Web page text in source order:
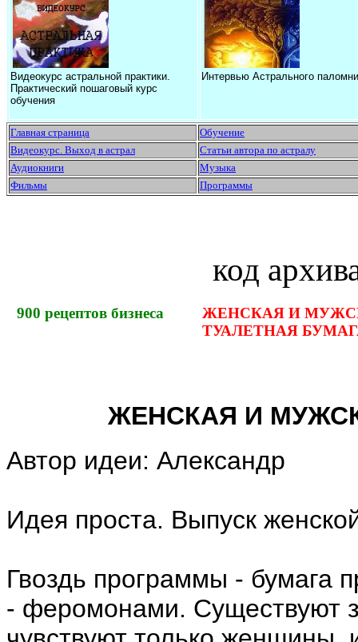
Видеокурс астральной практики.
Практический пошаговый курс
обучения
Интервью Астрального
Главная страница
Обучение
Видеокурс. Выход в астрал
Статьи автора по астралу
Аудиокниги
Музыка
Фильмы
Программы
код
900рецептов бизнеса
ЖЕНСКАЯ И
ТУАЛЕТНАЯ
ЖЕНСКАЯ И
Автор идеи: Александр
Идея проста. Выпуск
Гвоздь программы - бумага
- феромонами. Существуют